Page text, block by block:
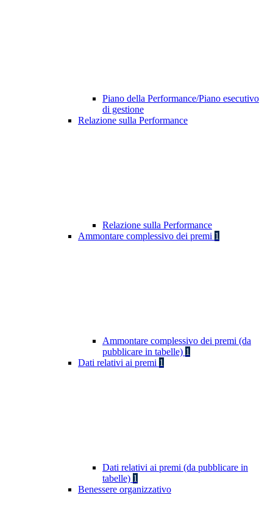
Piano della Performance/Piano esecutivo
di gestione
Relazione sulla Performance
Relazione sulla Performance
Ammontare complessivo dei premi 1
Ammontare complessivo dei premi (da
pubblicare in tabelle) 1
Dati relativi ai premi 1
Dati relativi ai premi (da pubblicare in
tabelle) 1
Benessere organizzativo